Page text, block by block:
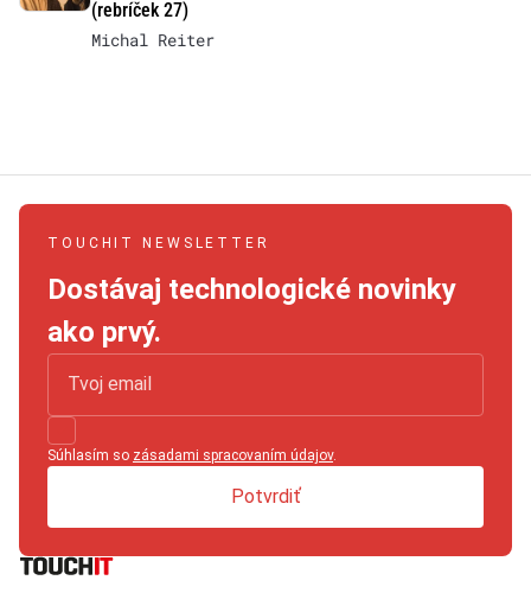
(rebríček 27)
Michal Reiter
TOUCHIT NEWSLETTER
Dostávaj technologické novinky
ako prvý.
Súhlasím so zásadami spracovaním údajov.
Potvrdiť